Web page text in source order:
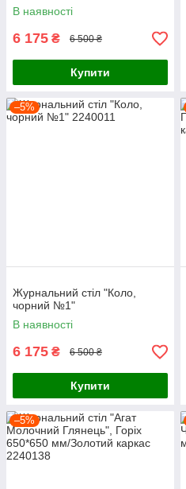
В наявності
6 175 ₴ 6 500 ₴
Купити
–5%
Журнальний стіл "Коло,
чорний №1"
В наявності
6 175 ₴ 6 500 ₴
Купити
–5%